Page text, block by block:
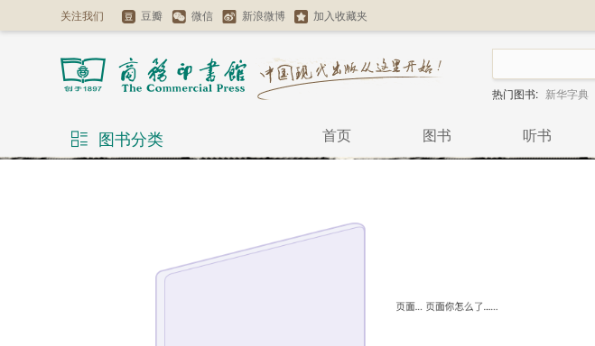
关注我们 豆瓣 微信 新浪微博 加入收藏夹
热门图书: 新华字典
图书分类 首页 图书 听书